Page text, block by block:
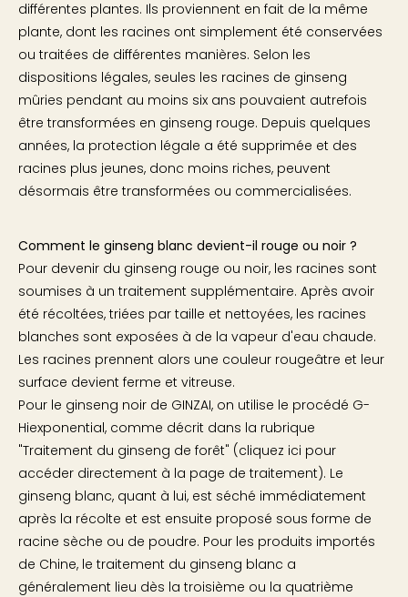
différentes plantes. Ils proviennent en fait de la même
plante, dont les racines ont simplement été conservées
ou traitées de différentes manières. Selon les
dispositions légales, seules les racines de ginseng
mûries pendant au moins six ans pouvaient autrefois
être transformées en ginseng rouge. Depuis quelques
années, la protection légale a été supprimée et des
racines plus jeunes, donc moins riches, peuvent
désormais être transformées ou commercialisées.
Comment le ginseng blanc devient-il rouge ou noir ?
Pour devenir du ginseng rouge ou noir, les racines sont
soumises à un traitement supplémentaire. Après avoir
été récoltées, triées par taille et nettoyées, les racines
blanches sont exposées à de la vapeur d'eau chaude.
Les racines prennent alors une couleur rougeâtre et leur
surface devient ferme et vitreuse.
Pour le ginseng noir de GINZAI, on utilise le procédé G-
Hiexponential, comme décrit dans la rubrique
"Traitement du ginseng de forêt" (cliquez ici pour
accéder directement à la page de traitement). Le
ginseng blanc, quant à lui, est séché immédiatement
après la récolte et est ensuite proposé sous forme de
racine sèche ou de poudre. Pour les produits importés
de Chine, le traitement du ginseng blanc a
généralement lieu dès la troisième ou la quatrième